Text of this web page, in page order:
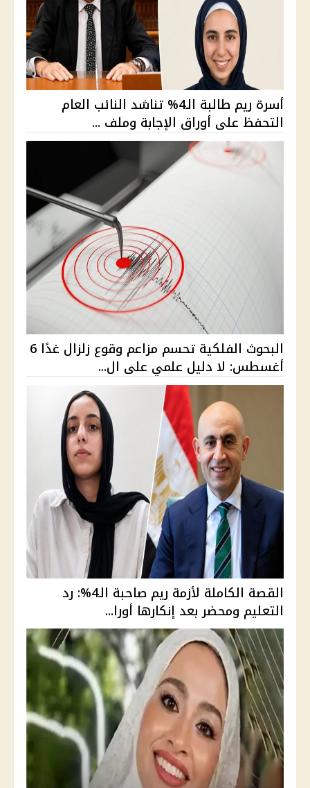
أسرة ريم طالبة الـ4% تناشد النائب العام
التحفظ على أوراق الإجابة وملف ...
البحوث الفلكية تحسم مزاعم وقوع زلزال غدًا 6
أغسطس: لا دليل علمي على ال...
القصة الكاملة لأزمة ريم صاحبة الـ4%: رد
التعليم ومحضر بعد إنكارها أورا...